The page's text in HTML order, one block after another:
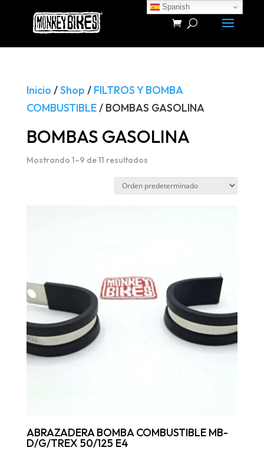
Búsqueda
productos
Inicio /Shop / FILTROS Y BOMBA
COMBUSTIBLE/ BOMBAS GASOLINA
BOMBAS GASOLINA
Mostrando 1–9 de 11 resultados
ABRAZADERA BOMBA COMBUSTIBLE MB-
D/G/TREX 50/125 E4
Spanish